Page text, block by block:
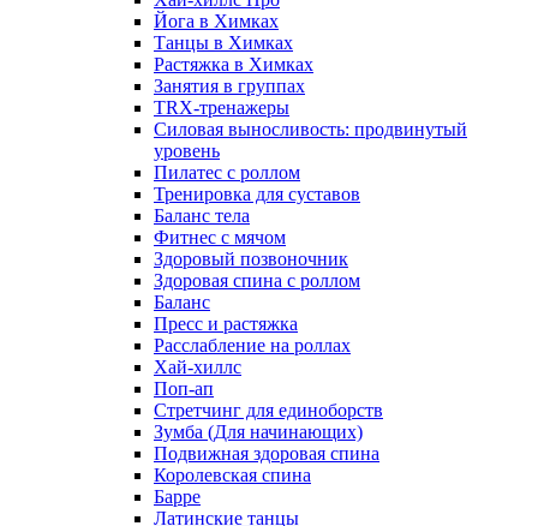
Йога в Химках
Танцы в Химках
Растяжка в Химках
Занятия в группах
TRX-тренажеры
Силовая выносливость: продвинутый
уровень
Пилатес с роллом
Тренировка для суставов
Баланс тела
Фитнес с мячом
Здоровый позвоночник
Здоровая спина с роллом
Баланс
Пресс и растяжка
Расслабление на роллах
Хай-хиллс
Поп-ап
Стретчинг для единоборств
Зумба (Для начинающих)
Подвижная здоровая спина
Королевская спина
Барре
Латинские танцы